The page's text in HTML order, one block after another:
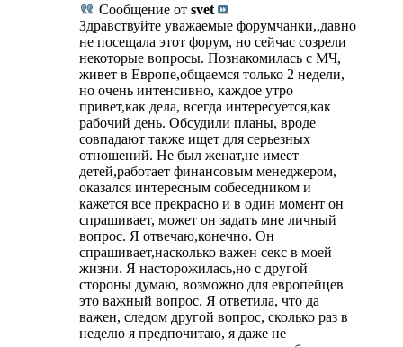
Сообщение от svet
Здравствуйте уважаемые форумчанки,,давно
не посещала этот форум, но сейчас созрели
некоторые вопросы. Познакомилась с МЧ,
живет в Европе,общаемся только 2 недели,
но очень интенсивно, каждое утро
привет,как дела, всегда интересуется,как
рабочий день. Обсудили планы, вроде
совпадают также ищет для серьезных
отношений. Не был женат,не имеет
детей,работает финансовым менеджером,
оказался интересным собеседником и
кажется все прекрасно и в один момент он
спрашивает, может он задать мне личный
вопрос. Я отвечаю,конечно. Он
спрашивает,насколько важен секс в моей
жизни. Я насторожилась,но с другой
стороны думаю, возможно для европейцев
это важный вопрос. Я ответила, что да
важен, следом другой вопрос, сколько раз в
неделю я предпочитаю, я даже не